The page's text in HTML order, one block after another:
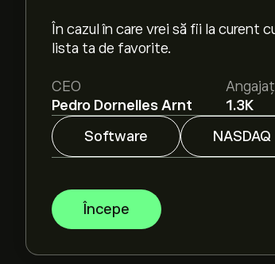
În cazul în care vrei să fii la
lista ta de favorite.
CEO
Pedro Dornelles Arnt
1.3K
Software
NASDAQ
Începe